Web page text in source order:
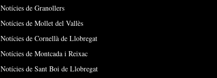
Notícies de Granollers
Notícies de Mollet del Vallès
Notícies de Cornellà de Llobregat
Notícies de Montcada i Reixac
Notícies de Sant Boi de Llobregat